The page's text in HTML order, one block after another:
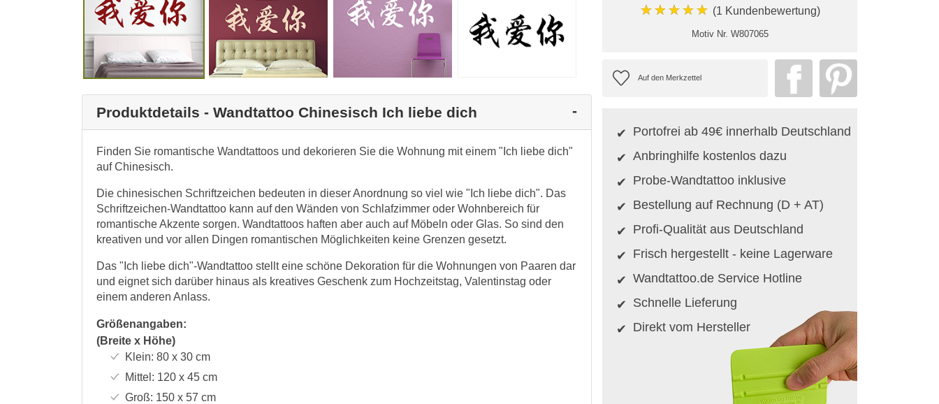
Produktdetails - Wandtattoo Chinesisch Ich liebe dich
Finden Sie romantische Wandtattoos und dekorieren Sie die Wohnung mit einem "Ich liebe dich"
auf Chinesisch.
Die chinesischen Schriftzeichen bedeuten in dieser Anordnung so viel wie "Ich liebe dich". Das
Schriftzeichen-Wandtattoo kann auf den Wänden von Schlafzimmer oder Wohnbereich für
romantische Akzente sorgen. Wandtattoos haften aber auch auf Möbeln oder Glas. So sind den
kreativen und vor allen Dingen romantischen Möglichkeiten keine Grenzen gesetzt.
Das "Ich liebe dich"-Wandtattoo stellt eine schöne Dekoration für die Wohnungen von Paaren dar
und eignet sich darüber hinaus als kreatives Geschenk zum Hochzeitstag, Valentinstag oder
einem anderen Anlass.
Größenangaben:
(Breite x Höhe)
Klein: 80 x 30cm
Mittel: 120 x 45cm
Groß: 150 x 57 cm
★★★★★ (1 Kundenbewertung)
Motiv Nr. W807065
Portofrei ab 49€ innerhalb Deutschland
Anbringhilfe kostenlos dazu
Probe-Wandtattoo inklusive
Bestellung auf Rechnung (D + AT)
Profi-Qualität aus Deutschland
Frisch hergestellt - keine Lagerware
Wandtattoo.de Service Hotline
Schnelle Lieferung
Direkt vom Hersteller